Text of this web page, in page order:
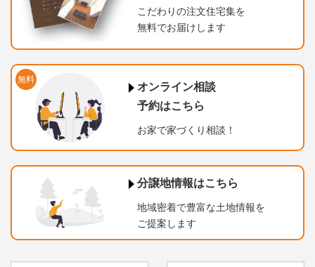
こだわりの注文住宅集を
無料でお届けします
無料
オンライン相談
予約はこちら
お家で家づくり相談！
分譲地情報はこちら
地域密着で豊富な土地情報を
ご提案します